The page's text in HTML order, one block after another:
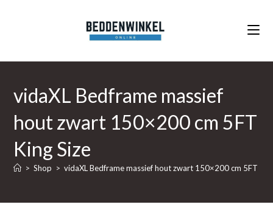
vidaXL Bedframe massief
hout zwart 150×200 cm 5FT
King Size
> Shop > vidaXL Bedframe massief hout zwart 150×200 cm 5FT